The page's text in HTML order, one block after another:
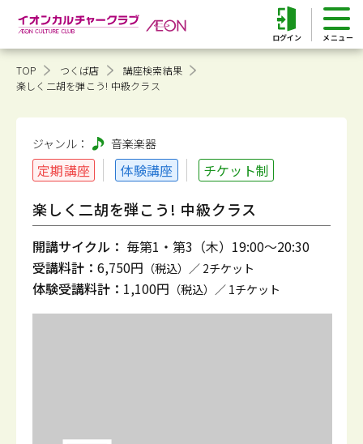
ログイン
TOP つくば店
講座検索結果
楽しく二胡を弾こう! 中級クラス
ジャンル： 音楽楽器
定期講座 体験講座 チケット制
楽しく二胡を弾こう! 中級クラス
開講サイクル： 毎第1・第3（木）19:00～20:30
受講料計： 6,750円 （税込）／ 2チケット
体験受講料計： 1,100円 （税込）／ 1チケット